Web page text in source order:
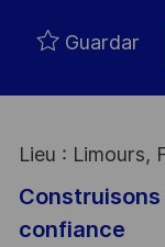
Guardar
Lieu : Limours,
confiance